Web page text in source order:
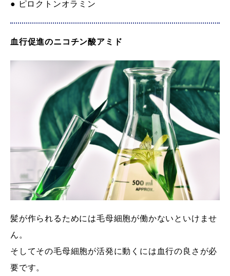
● ピロクトンオラミン
血行促進のニコチン酸アミド
髪が作られるためには毛母細胞が働かないといけませ
ん。
そしてその毛母細胞が活発に動くには血行の良さが必
要です。